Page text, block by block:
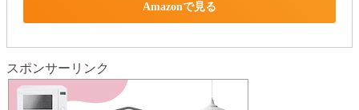
Amazonで見る
スポンサーリンク